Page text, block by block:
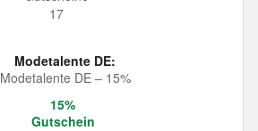
Modetalente DE:
Modetalente DE – 15%
15%
Gutschein